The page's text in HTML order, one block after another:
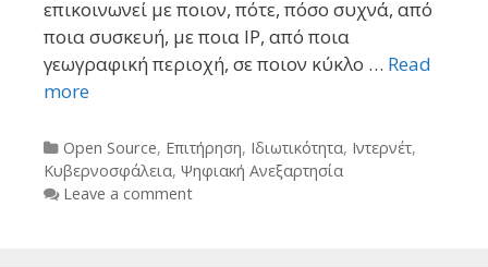
επικοινωνεί με ποιον, πότε, πόσο συχνά, από
ποια συσκευή, με ποια IP, από ποια
γεωγραφική περιοχή, σε ποιον κύκλο … Read
more
Categories
Open Source, Επιτήρηση, Ιδιωτικότητα, Ιντερνέτ,
Κυβερνοσφάλεια, Ψηφιακή Ανεξαρτησία
Leave a comment